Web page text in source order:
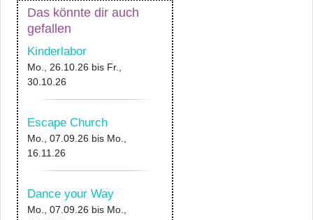
Das könnte dir auch
gefallen
Kinderlabor
Mo., 26.10.26 bis Fr.,
30.10.26
Escape Church
Mo., 07.09.26 bis Mo.,
16.11.26
Dance your Way
Mo., 07.09.26 bis Mo.,